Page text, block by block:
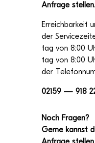
Anfrage stellen.
Erreich­bar­keit
der
tag von 8:00
tag von 8:00
der
02159 — 918
Noch Fra­gen?
Gerne kannst